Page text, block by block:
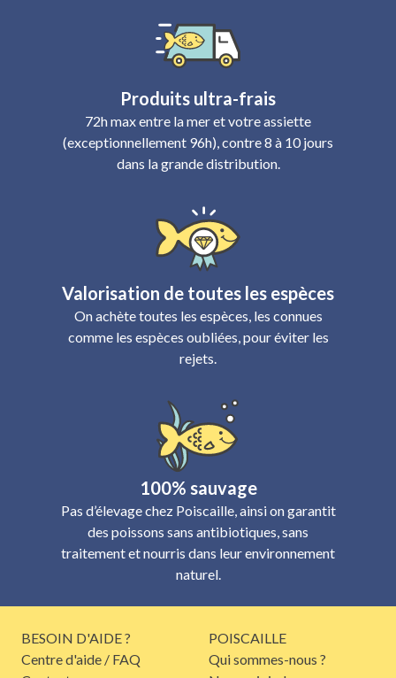
Produits ultra-frais
72h max entre la mer et votre assiette
(exceptionnellement 96h), contre 8 à 10 jours
dans la grande distribution.
Valorisation de toutes les espèces
On achète toutes les espèces, les connues
comme les espèces oubliées, pour éviter les
rejets.
100% sauvage
Pas d’élevage chez Poiscaille, ainsi on garantit
des poissons sans antibiotiques, sans
traitement et nourris dans leur environnement
naturel.
BESOIN D'AIDE ?
Centre d'aide / FAQ
POISCAILLE
Qui sommes-nous ?